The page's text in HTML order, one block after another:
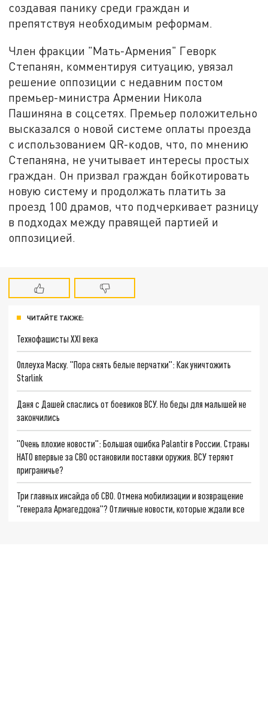
создавая панику среди граждан и
препятствуя необходимым реформам.
Член фракции "Мать-Армения" Геворк
Степанян, комментируя ситуацию, увязал
решение оппозиции с недавним постом
премьер-министра Армении Никола
Пашиняна в соцсетях. Премьер положительно
высказался о новой системе оплаты проезда
с использованием QR-кодов, что, по мнению
Степаняна, не учитывает интересы простых
граждан. Он призвал граждан бойкотировать
новую систему и продолжать платить за
проезд 100 драмов, что подчеркивает разницу
в подходах между правящей партией и
оппозицией.
ЧИТАЙТЕ ТАКЖЕ:
Технофашисты XXI века
Оплеуха Маску. "Пора снять белые перчатки": Как уничтожить
Starlink
Даня с Дашей спаслись от боевиков ВСУ. Но беды для малышей не
закончились
"Очень плохие новости": Большая ошибка Palantir в России. Страны
НАТО впервые за СВО остановили поставки оружия. ВСУ теряют
приграничье?
Три главных инсайда об СВО. Отмена мобилизации и возвращение
"генерала Армагеддона"? Отличные новости, которые ждали все